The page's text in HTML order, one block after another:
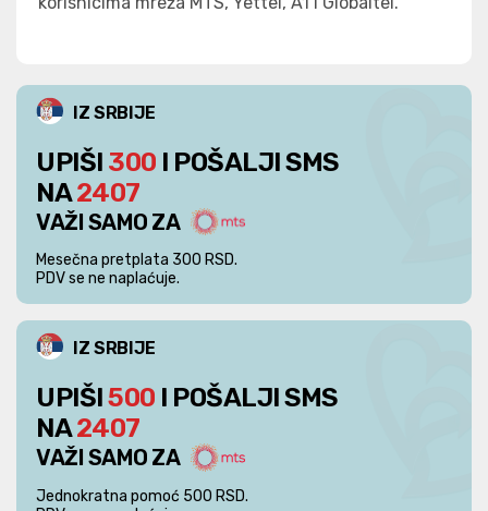
IZ SRBIJE
UPIŠI 300 I POŠALJI SMS
NA2407
VAŽI SAMO ZA
Mesečna pretplata 300 RSD.
PDV se ne naplaćuje.
IZ SRBIJE
UPIŠI500 I POŠALJI SMS
NA2407
VAŽI SAMO ZA
Jednokratna pomoć 500 RSD.